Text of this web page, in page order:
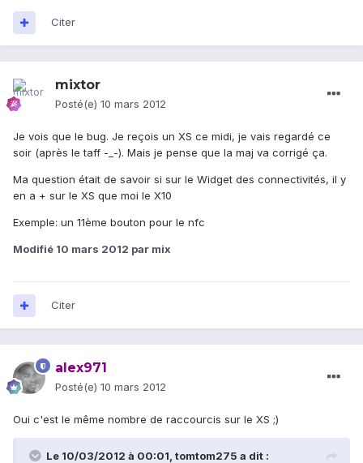
Citer
mixtor
Posté(e) 10 mars 2012
Je vois que le bug. Je reçois un XS ce midi, je vais regardé ce
soir (après le taff -_-). Mais je pense que la maj va corrigé ça.
Ma question était de savoir si sur le Widget des connectivités, il y
en a + sur le XS que moi le X10
Exemple: un 11ème bouton pour le nfc
Modifié 10 mars 2012 par mix
Citer
alex971
Posté(e) 10 mars 2012
Oui c'est le même nombre de raccourcis sur le XS ;)
Le 10/03/2012 à 00:01, tomtom275 a dit :